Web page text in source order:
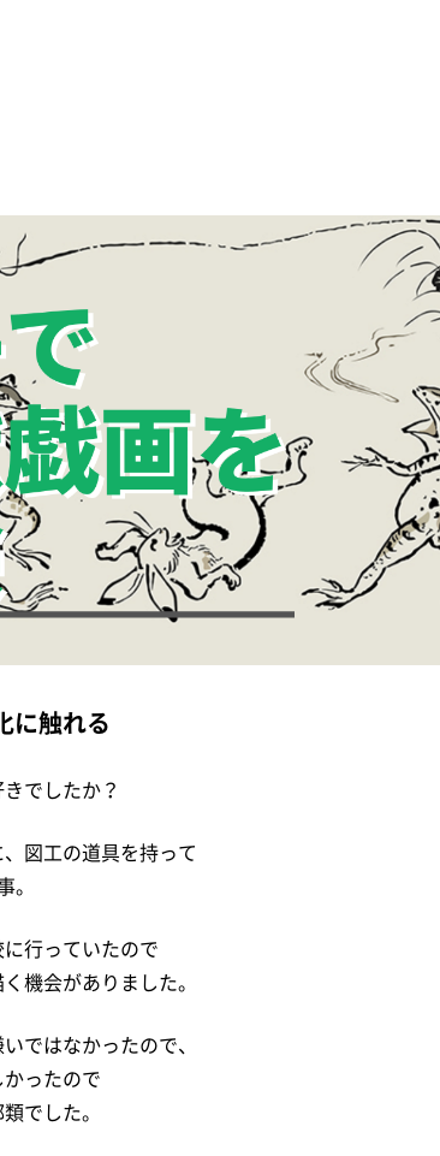
に触れる
でしたか？
図工の道具を持って
行っていたので
機会がありました。
ではなかったので、
ったので
でした。